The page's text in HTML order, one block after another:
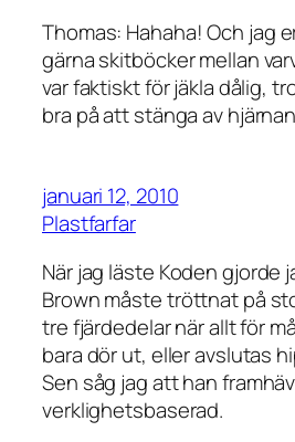
Thomas: Hahaha! Och jag
gärna skitböcker mellan
var faktiskt för jäkla dålig,
bra på att stänga av
januari 12, 2010
Plastfarfar
När jag läste Koden gjorde
Brown måste tröttnat på
tre fjärdedelar när allt för
bara dör ut, eller avslutas
Sen såg jag att han
verklighetsbaserad.